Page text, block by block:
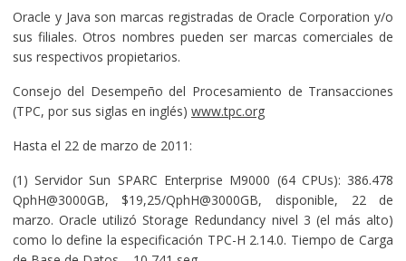
Oracle y Java son marcas registradas de Oracle Corporation y/o
sus filiales. Otros nombres pueden ser marcas comerciales de
sus respectivos propietarios.
Consejo del Desempeño del Procesamiento de Transacciones
(TPC, por sus siglas en inglés) www.tpc.org
Hasta el 22 de marzo de 2011:
(1) Servidor Sun SPARC Enterprise M9000 (64 CPUs): 386.478
QphH@3000GB, $19,25/QphH@3000GB, disponible, 22 de
marzo. Oracle utilizó Storage Redundancy nivel 3 (el más alto)
como lo define la especificación TPC-H 2.14.0. Tiempo de Carga